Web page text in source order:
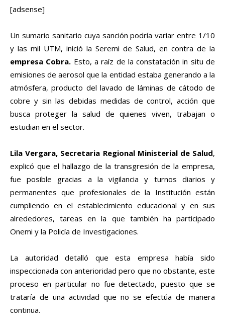
[adsense]
Un sumario sanitario cuya sanción podría variar entre 1/10
y las mil UTM, inició la Seremi de Salud, en contra de la
empresa Cobra. Esto, a raíz de la constatación in situ de
emisiones de aerosol que la entidad estaba generando a la
atmósfera, producto del lavado de láminas de cátodo de
cobre y sin las debidas medidas de control, acción que
busca proteger la salud de quienes viven, trabajan o
estudian en el sector.
Lila Vergara, Secretaria Regional Ministerial de Salud,
explicó que el hallazgo de la transgresión de la empresa,
fue posible gracias a la vigilancia y turnos diarios y
permanentes que profesionales de la Institución están
cumpliendo en el establecimiento educacional y en sus
alrededores, tareas en la que también ha participado
Onemi y la Policía de Investigaciones.
La autoridad detalló que esta empresa había sido
inspeccionada con anterioridad pero que no obstante, este
proceso en particular no fue detectado, puesto que se
trataría de una actividad que no se efectúa de manera
continua.